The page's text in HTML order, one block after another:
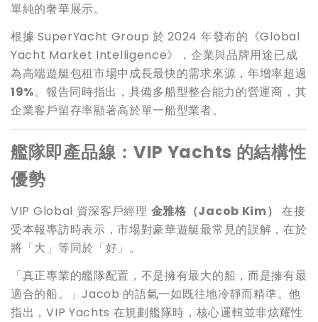
單純的奢華展示。
根據 SuperYacht Group 於 2024 年發布的《Global
Yacht Market Intelligence》，企業與品牌用途已成
為高端遊艇包租市場中成長最快的需求來源，年增率超過
19%。報告同時指出，具備多船型整合能力的營運商，其
企業客戶留存率顯著高於單一船型業者。
艦隊即產品線：VIP Yachts 的結構性
優勢
VIP Global 資深客戶經理 金雅格（Jacob Kim）
在接
受本報專訪時表示，市場對豪華遊艇最常見的誤解，在於
將「大」等同於「好」。
「真正專業的艦隊配置，不是擁有最大的船，而是擁有最
適合的船。」Jacob 的語氣一如既往地冷靜而精準。他
指出，VIP Yachts 在規劃艦隊時，核心邏輯並非炫耀性